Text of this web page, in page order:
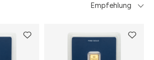
Empfehlung